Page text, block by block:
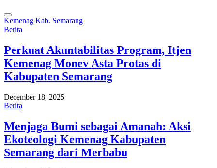
Kemenag Kab. Semarang
Berita
Perkuat Akuntabilitas Program, Itjen
Kemenag Monev Asta Protas di
Kabupaten Semarang
December 18, 2025
Berita
Menjaga Bumi sebagai Amanah: Aksi
Ekoteologi Kemenag Kabupaten
Semarang dari Merbabu